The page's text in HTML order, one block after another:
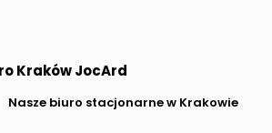
Kraków JocArd
Nasze biuro stacjonarne w Krakowie